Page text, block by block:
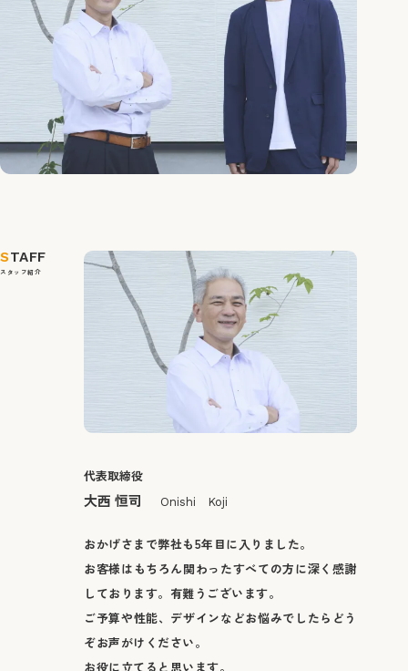
STAFF
スタッフ紹介
代表取締役
大西 恒司 Onishi Koji
おかげさまで弊社も5年目に入りました。
お客様はもちろん関わったすべての方に深く感謝
しております。有難うございます。
ご予算や性能、デザインなどお悩みでしたらどう
ぞお声がけください。
お役に立てると思います。